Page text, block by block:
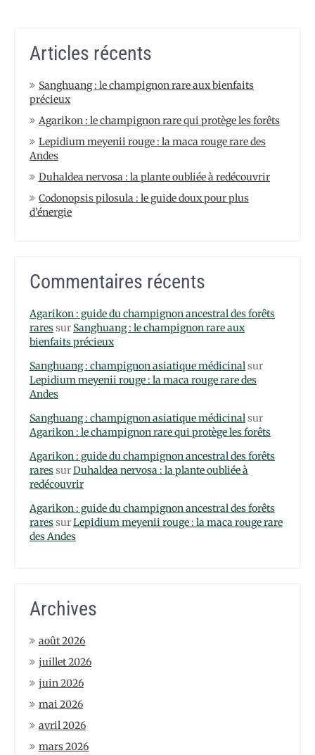
Articles récents
Sanghuang : le champignon rare aux bienfaits
précieux
Agarikon : le champignon rare qui protège les forêts
Lepidium meyenii rouge : la maca rouge rare des
Andes
Duhaldea nervosa : la plante oubliée à redécouvrir
Codonopsis pilosula : le guide doux pour plus
d’énergie
Commentaires récents
Agarikon : guide du champignon ancestral des forêts
raressur Sanghuang : le champignon rare aux
bienfaits précieux
Sanghuang : champignon asiatique médicinalsur
Lepidium meyenii rouge : la maca rouge rare des
Andes
Sanghuang : champignon asiatique médicinalsur
Agarikon : le champignon rare qui protège les forêts
Agarikon : guide du champignon ancestral des forêts
raressurDuhaldea nervosa : la plante oubliée à
redécouvrir
Agarikon : guide du champignon ancestral des forêts
raressurLepidium meyenii rouge : la maca rouge rare
des Andes
Archives
août 2026
juillet 2026
juin 2026
mai 2026
avril 2026
mars 2026